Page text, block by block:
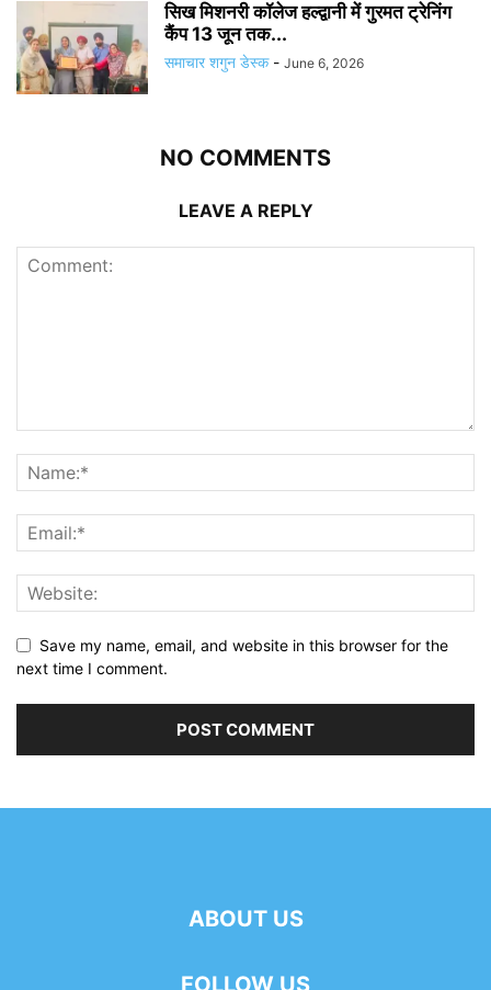
सिख मिशनरी कॉलेज हल्द्वानी में गुरमत ट्रेनिंग
कैंप 13 जून तक...
समाचार शगुन डेस्क - June 6, 2026
NO COMMENTS
LEAVE A REPLY
Save my name, email, and website in this browser for the
next time I comment.
ABOUT US
FOLLOW US